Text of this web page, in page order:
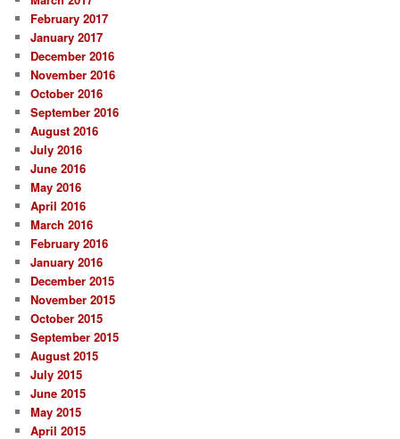
February 2017
January 2017
December 2016
November 2016
October 2016
September 2016
August 2016
July 2016
June 2016
May 2016
April 2016
March 2016
February 2016
January 2016
December 2015
November 2015
October 2015
September 2015
August 2015
July 2015
June 2015
May 2015
April 2015